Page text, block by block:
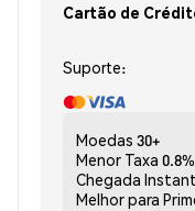
Cartão de
Suporte:
Moedas 30+
Menor Taxa 0.8%
Chegada
Melhor para